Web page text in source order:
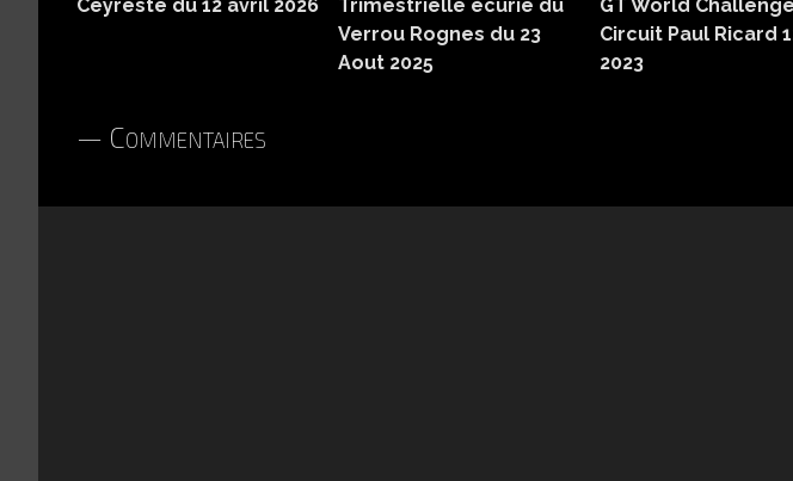
Ceyreste du 12 avril 2026
Trimestrielle écurie du
Verrou Rognes du 23
Aout 2025
GT World Challenge
Circuit Paul Ricard
2023
Commentaires